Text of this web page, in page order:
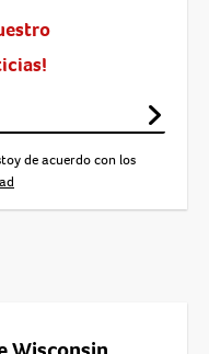
de acuerdo con los